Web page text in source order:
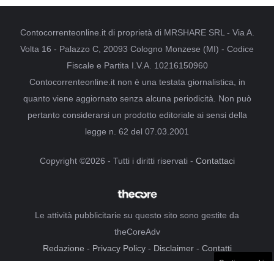
Contocorrenteonline.it di proprietà di MRSHARE SRL - Via A.
Volta 16 - Palazzo C, 20093 Cologno Monzese (MI) - Codice
Fiscale e Partita I.V.A. 10216150960
Contocorrenteonline.it non è una testata giornalistica, in
quanto viene aggiornato senza alcuna periodicità. Non può
pertanto considerarsi un prodotto editoriale ai sensi della
legge n. 62 del 07.03.2001
Copyright ©2026 - Tutti i diritti riservati - Contattaci
Le attività pubblicitarie su questo sito sono gestite da
theCoreAdv
Redazione - Privacy Policy- Disclaimer- Contatti